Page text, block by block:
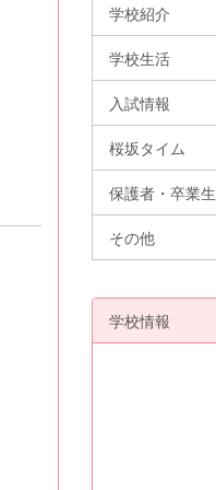
学校紹介
学校生活
入試情報
桜坂タイム
保護者・卒業生
その他
学校情報